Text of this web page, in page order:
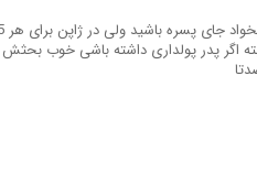
پدر پولداری داشته باشی خوب بحثش